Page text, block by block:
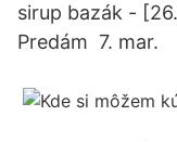
sirup bazák -
Predám 7. mar.